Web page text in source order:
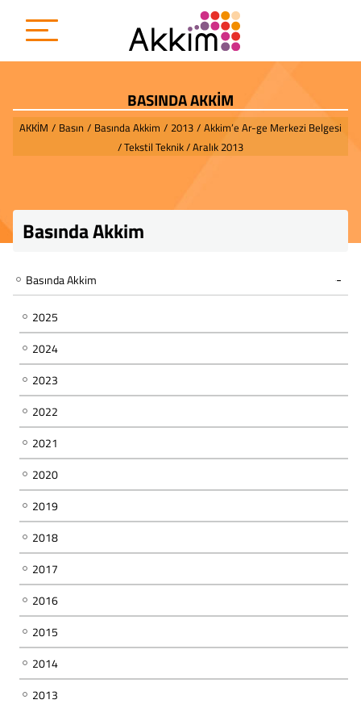
BASINDA AKKİM
AKKİM / Basın / Basında Akkim / 2013 / Akkim’e Ar-ge Merkezi Belgesi
/ Tekstil Teknik / Aralık 2013
Basında Akkim
Basında Akkim
2025
2024
2023
2022
2021
2020
2019
2018
2017
2016
2015
2014
2013